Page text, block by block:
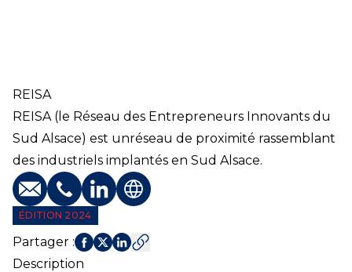
REISA
REISA (le Réseau des Entrepreneurs Innovants du
Sud Alsace) est unréseau de proximité rassemblant
des industriels implantés en Sud Alsace.
E-mailTéléphoneProfil LinkedIn
Site web
ÉDITION 2024
Partager :
Description